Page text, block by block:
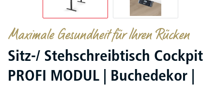
Maximale Gesundheit für Ihren Rücken
Sitz-/ Stehschreibtisch Cockpit
PROFI MODUL | Buchedekor |